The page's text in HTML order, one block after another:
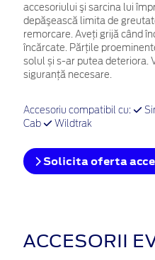
accesoriului şi sarcina lui
depăşească limita de
remorcare. Aveți grijă când
încărcate. Părțile
solul și s-ar putea deteriora.
siguranță necesare.
Accesoriu compatibil cu:
Cab
Wildtrak
Solicita oferta
ACCESORII